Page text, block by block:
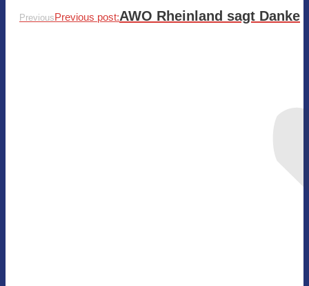
PreviousPrevious post:AWO Rheinland sagt Danke